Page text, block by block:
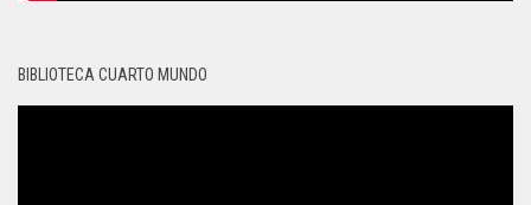
BIBLIOTECA CUARTO MUNDO